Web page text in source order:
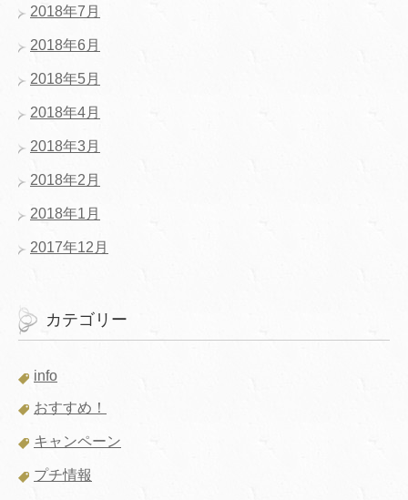
2018年7月
2018年6月
2018年5月
2018年4月
2018年3月
2018年2月
2018年1月
2017年12月
カテゴリー
info
おすすめ！
キャンペーン
プチ情報